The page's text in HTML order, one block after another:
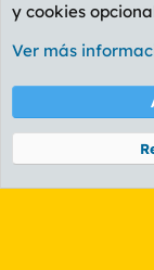
Etiquetas
Cookies
PL
Community platform
y cookies
Ver más